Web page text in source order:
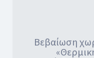
Βεβαίωση